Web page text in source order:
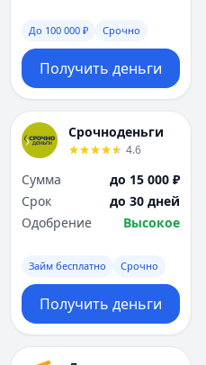
Сургут
Т
Тверь
Тольятти
Томск
Тула
Ульяновск
Уфа
Хабаровск
Ч
Чебоксары
Челябинск
Сургут
Т
Тверь
Тольятти
Томск
Тула
Ульяновск
Уфа
Хабаровск
Ч
Чебоксары
Челябинск
До 100 000 ₽ Срочно
Получить деньги
Срочноденьги
4.6
Сумма
до 15 000 ₽
Срок
до 30 дней
Одобрение
Высокое
Займ бесплатно Срочно
Получить деньги